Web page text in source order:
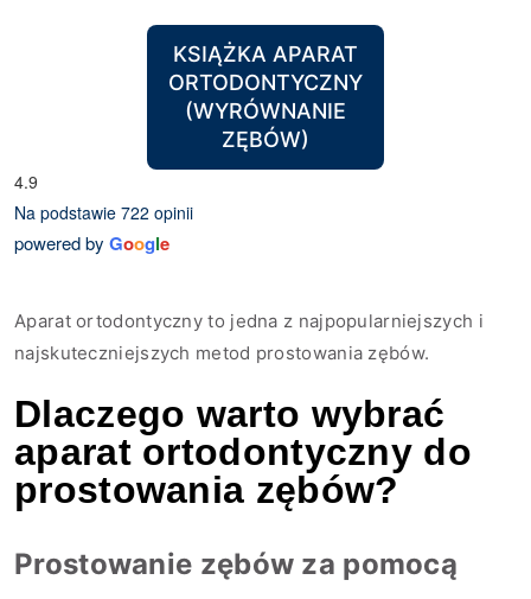
KSIĄŻKA APARAT
ORTODONTYCZNY
(WYRÓWNANIE
ZĘBÓW)
4.9
Na podstawie 722 opinii
powered by Google
Aparat ortodontyczny to jedna z najpopularniejszych i
najskuteczniejszych metod prostowania zębów.
Dlaczego warto wybrać
aparat ortodontyczny do
prostowania zębów?
Prostowanie zębów za pomocą